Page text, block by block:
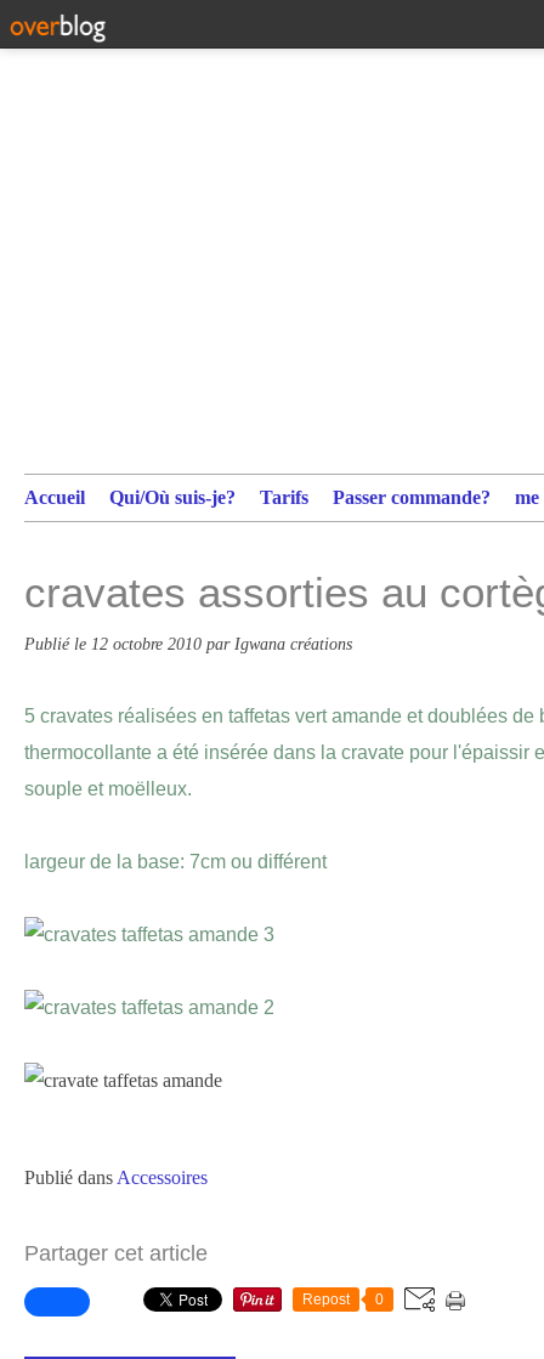
Accueil Qui/Où suis-je? Tarifs Passer commande?
cravates assorties au
Publié le 12 octobre 2010 par Igwana créations
5 cravates réalisées en taffetas vert amande et doublées de
thermocollante a été insérée dans la cravate pour l'épaissir
souple et moëlleux.
largeur de la base: 7cm ou différent
Publié dans Accessoires
Partager cet article
Repost 0